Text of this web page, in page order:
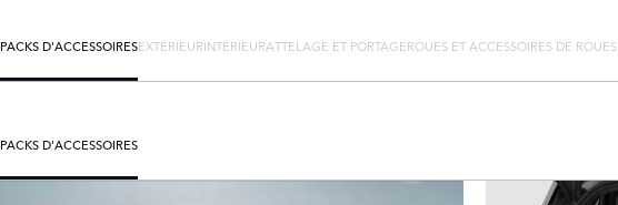
PACKS D'ACCESSOIRESEXTÉRIEURINTÉRIEURATTELAGE ET PORTAGEROUES ET ACCESSOIRES DE ROUES
PACKS D'ACCESSOIRES